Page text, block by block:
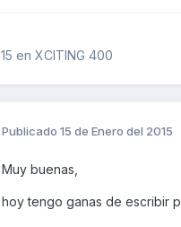
en XCITING 400
Publicado 15 de Enero del 2015
Muy buenas,
hoy tengo ganas de escribir